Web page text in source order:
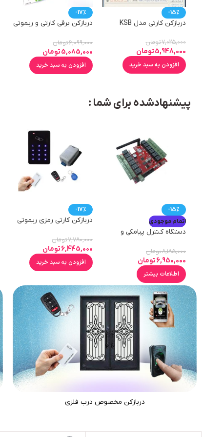
-15%
دربازکن کارتی مدل KSB
7,025,000تومان
5,948,000تومان
افزودن به سبد خرید
-17%
دربازکن برقی کارتی و ریموتی
6,099,000تومان
5,085,000تومان
افزودن به سبد خرید
پیشنهادشده برای شما :
-15%
اتمام موجودی
دستگاه کنترل پیامکی و
8,185,000تومان
6,950,000تومان
اطلاعات بیشتر
-17%
دربازکن کارتی رمزی ریموتی
7,780,000تومان
6,445,000تومان
افزودن به سبد خرید
دربازکن مخصوص درب فلزی